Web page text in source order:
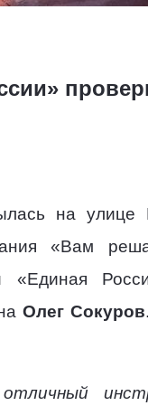
на улице
«Вам
«Единая
Олег Сокуров